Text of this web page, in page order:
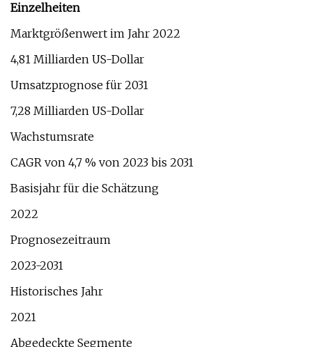
Einzelheiten
Marktgrößenwert im Jahr 2022
4,81 Milliarden US-Dollar
Umsatzprognose für 2031
7,28 Milliarden US-Dollar
Wachstumsrate
CAGR von 4,7 % von 2023 bis 2031
Basisjahr für die Schätzung
2022
Prognosezeitraum
2023-2031
Historisches Jahr
2021
Abgedeckte Segmente